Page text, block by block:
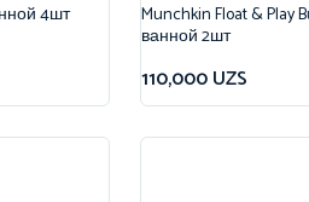
4шт Munchkin Float & Play
ванной 2шт
110,000UZS